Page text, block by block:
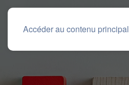
Accéder au contenu principal